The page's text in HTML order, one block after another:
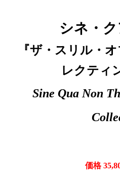
シネ・
『ザ・スリル・
レクティ
Sine Qua Non
価格